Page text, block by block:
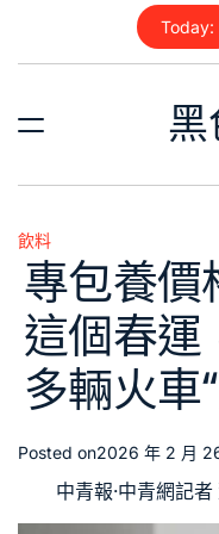
content
Today:
黑
Posted
in
飲料
專包養價
這個春
多輛火車
Posted on2026 年 2 月
中青報·中青網記